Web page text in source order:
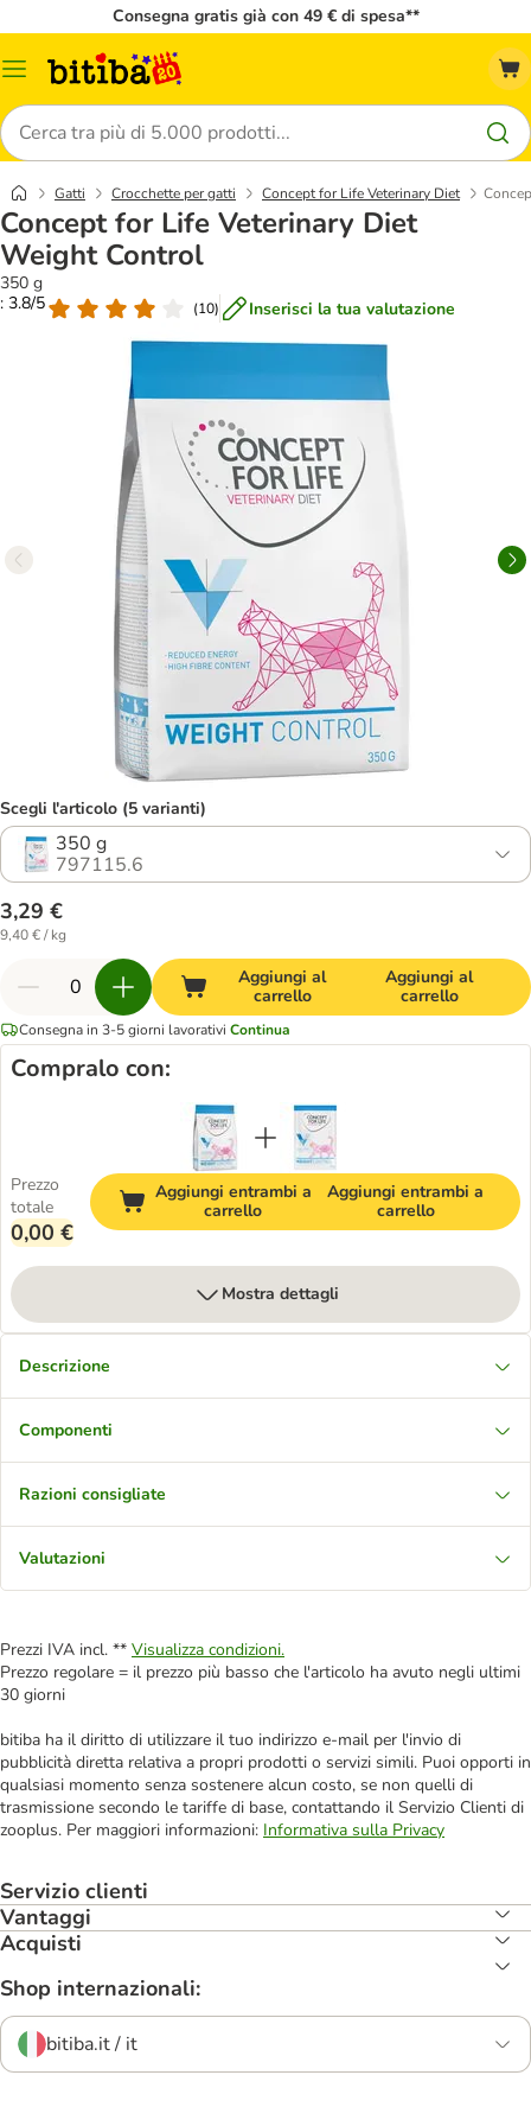
Consegna gratis già con 49 € di spesa**
Overview
Cerca
Gatti Crocchette per gatti Concept for Life Veterinary Diet
Concept for Life Veterinary Diet
Weight Control
350 g
: 3.8/5
(10) Inserisci la tua valutazione
Scegli l'articolo (5 varianti)
350 g
797115.6
3,29 €
9,40 € / kg
Aggiungi al
carrello
Aggiungi al
carrello
Consegna in 3-5 giorni lavorativi Continua
Compralo con:
Prezzo
totale
0,00 €
Aggiungi entrambi a
carrello
Aggiungi entrambi a
carrello
Mostra dettagli
Descrizione
Componenti
Razioni consigliate
Valutazioni
Prezzi IVA incl. ** Visualizza condizioni.
Prezzo regolare = il prezzo più basso che l'articolo ha avuto negli ultimi
30 giorni
bitiba ha il diritto di utilizzare il tuo indirizzo e-mail per l'invio di
pubblicità diretta relativa a propri prodotti o servizi simili. Puoi opporti in
qualsiasi momento senza sostenere alcun costo, se non quelli di
trasmissione secondo le tariffe di base, contattando il Servizio Clienti di
zooplus. Per maggiori informazioni: Informativa sulla Privacy
Servizio clienti
Vantaggi
Acquisti
Shop internazionali:
bitiba.it / it